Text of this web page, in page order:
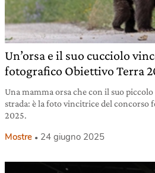
Un’orsa e il suo cucciolo
fotografico Obiettivo Terra
Una mamma orsa che con il suo
strada: è la foto vincitrice del concorso
2025.
Mostre 24 giugno 2025